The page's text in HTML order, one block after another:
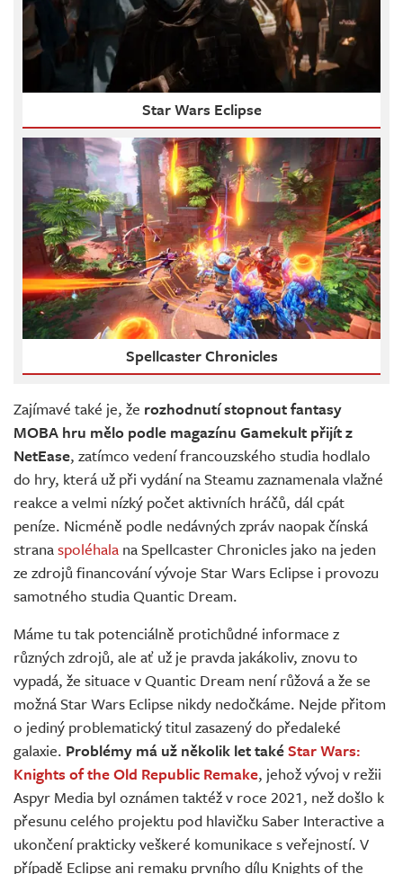
Star Wars Eclipse
Spellcaster Chronicles
Zajímavé také je, že rozhodnutí stopnout fantasy
MOBA hru mělo podle magazínu Gamekult přijít z
NetEase, zatímco vedení francouzského studia hodlalo
do hry, která už při vydání na Steamu zaznamenala vlažné
reakce a velmi nízký počet aktivních hráčů, dál cpát
peníze. Nicméně podle nedávných zpráv naopak čínská
stranaspoléhala na Spellcaster Chronicles jako na jeden
ze zdrojů financování vývoje Star Wars Eclipse i provozu
samotného studia Quantic Dream.
Máme tu tak potenciálně protichůdné informace z
různých zdrojů, ale ať už je pravda jakákoliv, znovu to
vypadá, že situace v Quantic Dream není růžová a že se
možná Star Wars Eclipse nikdy nedočkáme. Nejde přitom
o jediný problematický titul zasazený do předaleké
galaxie. Problémy má už několik let takéStar Wars:
Knights of the Old Republic Remake, jehož vývoj v režii
Aspyr Media byl oznámen taktéž v roce 2021, než došlo k
přesunu celého projektu pod hlavičku Saber Interactive a
ukončení prakticky veškeré komunikace s veřejností. V
případě Eclipse ani remaku prvního dílu Knights of the